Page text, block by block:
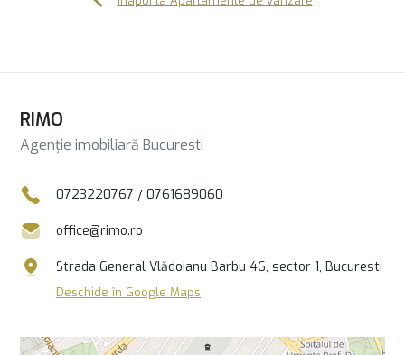
RIMO
Agenție imobiliară Bucuresti
0723220767 / 0761689060
office@rimo.ro
Strada General Vlădoianu Barbu 46, sector 1, Bucuresti
Deschide în Google Maps